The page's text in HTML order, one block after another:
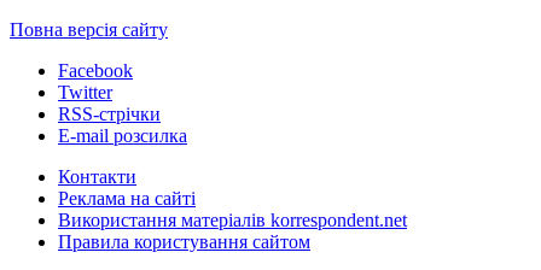
Повна версія сайту
Facebook
Twitter
RSS-стрічки
E-mail розсилка
Контакти
Реклама на сайті
Використання матеріалів korrespondent.net
Правила користування сайтом